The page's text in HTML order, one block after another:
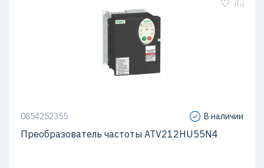
0854252355 В наличии
Преобразователь частоты ATV212HU55N4